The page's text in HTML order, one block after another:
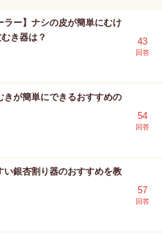
ラー】ナシの皮が簡単にむけ
き器は？
43
回答
きが簡単にできるおすすめの
54
回答
い銀杏割り器のおすすめを教
57
回答